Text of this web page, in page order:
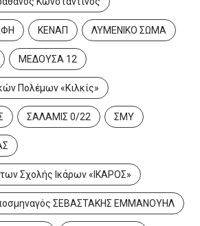
ΚΕΝΑΠ ΛΥΜΕΝΙΚΟ ΣΩΜΑ
ΜΕΔΟΥΣΑ 12
Πολέμων «Κιλκίς»
ΣΑΛΑΜΙΣ 0/22 ΣΜΥ
Σχολής Ικάρων «ΙΚΑΡΟΣ»
ΣΕΒΑΣΤΑΚΗΣ ΕΜΜΑΝΟΥΗΛ